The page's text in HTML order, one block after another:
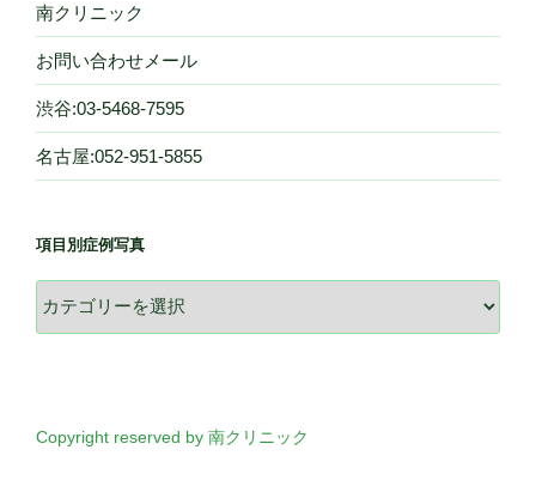
南クリニック
お問い合わせメール
渋谷:03-5468-7595
名古屋:052-951-5855
項目別症例写真
写
Copyright reserved by 南クリニック